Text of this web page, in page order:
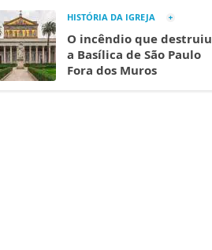
HISTÓRIA DA IGREJA
O incêndio que destruiu
a Basílica de São Paulo
Fora dos Muros